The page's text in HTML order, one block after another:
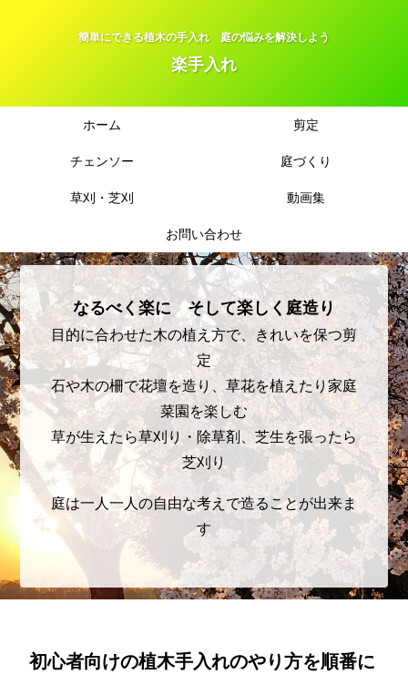
簡単にできる植木の手入れ 庭の悩みを解決しよう
楽手入れ
ホーム 剪定
チェンソー 庭づくり
草刈・芝刈 動画集
お問い合わせ
なるべく楽に そして楽しく庭造り
目的に合わせた木の植え方で、きれいを保つ剪
定
石や木の柵で花壇を造り、草花を植えたり家庭
菜園を楽しむ
草が生えたら草刈り・除草剤、芝生を張ったら
芝刈り
庭は一人一人の自由な考えで造ることが出来ま
す
初心者向けの植木手入れのやり方を順番に